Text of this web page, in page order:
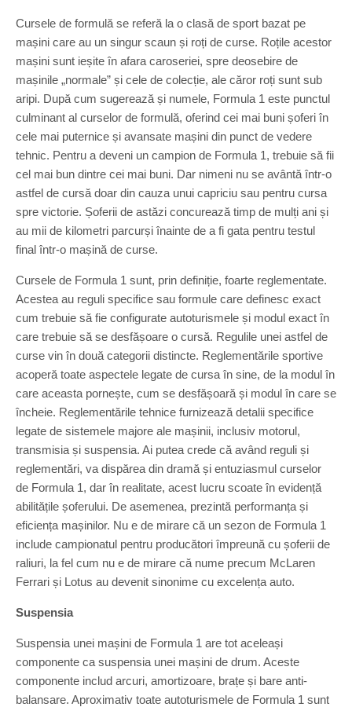
Cursele de formulă se referă la o clasă de sport bazat pe
mașini care au un singur scaun și roți de curse. Roțile acestor
mașini sunt ieșite în afara caroseriei, spre deosebire de
mașinile „normale” și cele de colecție, ale căror roți sunt sub
aripi. După cum sugerează și numele, Formula 1 este punctul
culminant al curselor de formulă, oferind cei mai buni șoferi în
cele mai puternice și avansate mașini din punct de vedere
tehnic. Pentru a deveni un campion de Formula 1, trebuie să fii
cel mai bun dintre cei mai buni. Dar nimeni nu se avântă într-o
astfel de cursă doar din cauza unui capriciu sau pentru cursa
spre victorie. Șoferii de astăzi concurează timp de mulți ani și
au mii de kilometri parcurși înainte de a fi gata pentru testul
final într-o mașină de curse.
Cursele de Formula 1 sunt, prin definiție, foarte reglementate.
Acestea au reguli specifice sau formule care definesc exact
cum trebuie să fie configurate autoturismele și modul exact în
care trebuie să se desfășoare o cursă. Regulile unei astfel de
curse vin în două categorii distincte. Reglementările sportive
acoperă toate aspectele legate de cursa în sine, de la modul în
care aceasta pornește, cum se desfășoară și modul în care se
încheie. Reglementările tehnice furnizează detalii specifice
legate de sistemele majore ale mașinii, inclusiv motorul,
transmisia și suspensia. Ai putea crede că având reguli și
reglementări, va dispărea din dramă și entuziasmul curselor
de Formula 1, dar în realitate, acest lucru scoate în evidență
abilitățile șoferului. De asemenea, prezintă performanța și
eficiența mașinilor. Nu e de mirare că un sezon de Formula 1
include campionatul pentru producători împreună cu șoferii de
raliuri, la fel cum nu e de mirare că nume precum McLaren
Ferrari și Lotus au devenit sinonime cu excelența auto.
Suspensia
Suspensia unei mașini de Formula 1 are tot aceleași
componente ca suspensia unei mașini de drum. Aceste
componente includ arcuri, amortizoare, brațe și bare anti-
balansare. Aproximativ toate autoturismele de Formula 1 sunt